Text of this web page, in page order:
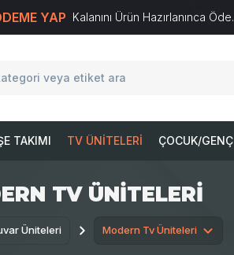
YAP Kalanını Ürün Hazırlanınca Öde.
TAKIMI TV ÜNITELERI ÇOCUK/GENÇ
TV ÜNITELERI
Üniteleri Modern Tv Üniteleri
E-TicaretSistemleriyle Hazırlanmıştır.